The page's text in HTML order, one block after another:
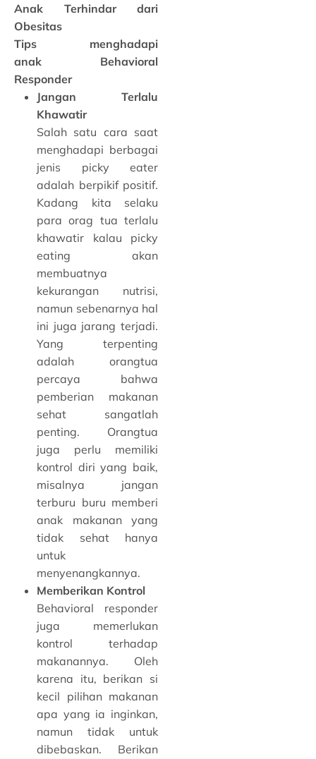
Anak Terhindar dari
Obesitas
Tips menghadapi
anak Behavioral
Responder
Jangan Terlalu
Khawatir
Salah satu cara saat
menghadapi berbagai
jenis picky eater
adalah berpikif positif.
Kadang kita selaku
para orag tua terlalu
khawatir kalau picky
eating akan
membuatnya
kekurangan nutrisi,
namun sebenarnya hal
ini juga jarang terjadi.
Yang terpenting
adalah orangtua
percaya bahwa
pemberian makanan
sehat sangatlah
penting. Orangtua
juga perlu memiliki
kontrol diri yang baik,
misalnya jangan
terburu buru memberi
anak makanan yang
tidak sehat hanya
untuk
menyenangkannya.
Memberikan Kontrol
Behavioral responder
juga memerlukan
kontrol terhadap
makanannya. Oleh
karena itu, berikan si
kecil pilihan makanan
apa yang ia inginkan,
namun tidak untuk
dibebaskan. Berikan